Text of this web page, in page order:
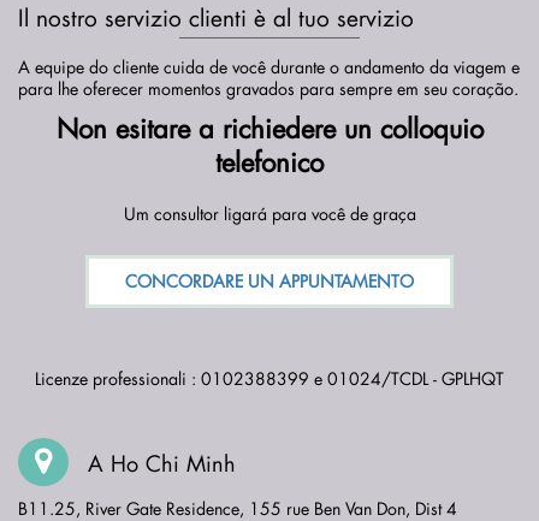
Il nostro servizio clienti è al tuo servizio
A equipe do cliente cuida de você durante o andamento da viagem e
para lhe oferecer momentos gravados para sempre em seu coração.
Non esitare a richiedere un colloquio
telefonico
Um consultor ligará para você de graça
CONCORDARE UN APPUNTAMENTO
Licenze professionali : 0102388399 e 01024/TCDL - GPLHQT
A Ho Chi Minh
B11.25, River Gate Residence, 155 rue Ben Van Don, Dist 4